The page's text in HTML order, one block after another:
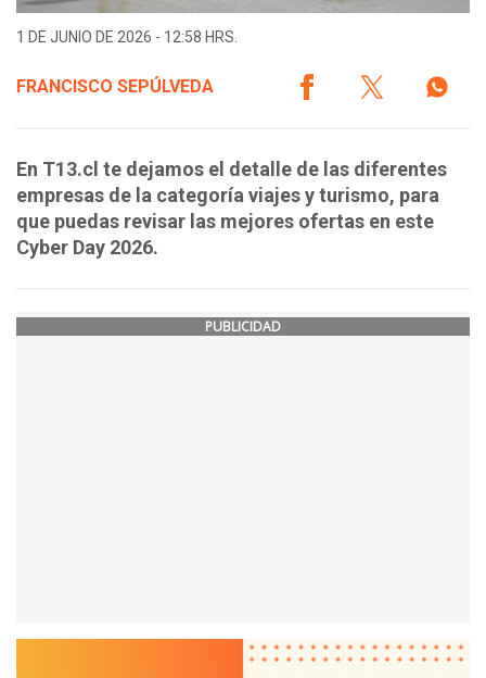
1 DE JUNIO DE 2026 - 12:58 HRS.
FRANCISCO SEPÚLVEDA
En T13.cl te dejamos el detalle de las diferentes
empresas de la categoría viajes y turismo, para
que puedas revisar las mejores ofertas en este
Cyber Day 2026.
PUBLICIDAD